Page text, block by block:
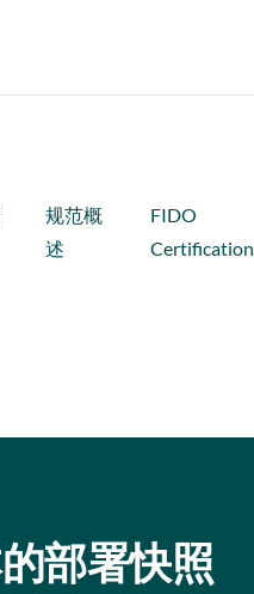
规范概
述
FIDO
Certification
部署快照